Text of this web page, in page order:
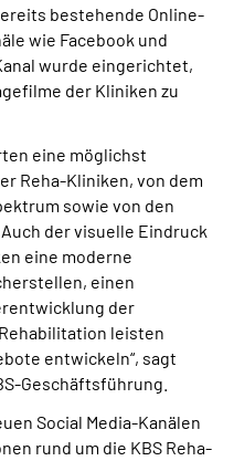
bestehende Online-
wie Facebook und
wurde eingerichtet,
der Kliniken zu
eine möglichst
Reha-Kliniken, von dem
sowie von den
der visuelle Eindruck
eine moderne
einen
der
leisten
entwickeln“, sagt
Geschäftsführung.
Social Media-Kanälen
rund um die KBS Reha-